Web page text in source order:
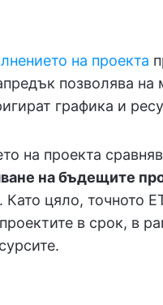
на проекта
позволява
графика и
на проекта
на бъдещите
цяло, точното
в срок, в